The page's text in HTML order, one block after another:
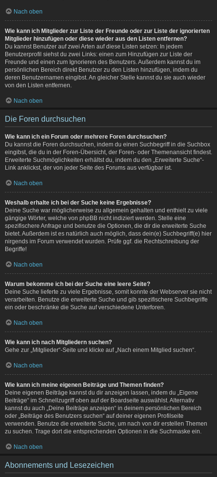
Nach oben
Wie kann ich Mitglieder zur Liste der Freunde oder zur Liste der ignorierten
Mitglieder hinzufügen oder diese wieder aus den Listen entfernen?
Du kannst Benutzer auf zwei Arten auf diese Listen setzen: In jedem
Benutzerprofil siehst du zwei Links: einen zum Hinzufügen zur Liste der
Freunde und einen zum Ignorieren des Benutzers. Außerdem kannst du im
persönlichen Bereich direkt Benutzer zu den Listen hinzufügen, indem du
deren Benutzernamen eingibst. An gleicher Stelle kannst du sie auch wieder
von den Listen entfernen.
Nach oben
Die Foren durchsuchen
Wie kann ich ein Forum oder mehrere Foren durchsuchen?
Du kannst die Foren durchsuchen, indem du einen Suchbegriff in die Suchbox
eingibst, die du in der Foren-Übersicht, der Foren- oder Themenansicht findest.
Erweiterte Suchmöglichkeiten erhältst du, indem du den „Erweiterte Suche“-
Link anklickst, der von jeder Seite des Forums aus verfügbar ist.
Nach oben
Weshalb erhalte ich bei der Suche keine Ergebnisse?
Deine Suche war möglicherweise zu allgemein gehalten und enthielt zu viele
gängige Wörter, welche von phpBB nicht indiziert werden. Stelle eine
spezifischere Anfrage und benutze die Optionen, die dir die erweiterte Suche
bietet. Außerdem ist es natürlich auch möglich, dass dein(e) Suchbegriff(e) hier
nirgends im Forum verwendet wurden. Prüfe ggf. die Rechtschreibung der
Begriffe!
Nach oben
Warum bekomme ich bei der Suche eine leere Seite?
Deine Suche lieferte zu viele Ergebnisse, somit konnte der Webserver sie nicht
verarbeiten. Benutze die erweiterte Suche und gib spezifischere Suchbegriffe
ein oder beschränke die Suche auf verschiedene Unterforen.
Nach oben
Wie kann ich nach Mitgliedern suchen?
Gehe zur „Mitglieder“-Seite und klicke auf „Nach einem Mitglied suchen“.
Nach oben
Wie kann ich meine eigenen Beiträge und Themen finden?
Deine eigenen Beiträge kannst du dir anzeigen lassen, indem du „Eigene
Beiträge“ im Schnellzugriff oben auf der Boardseite auswählst. Alternativ
kannst du auch „Deine Beiträge anzeigen“ in deinem persönlichen Bereich
oder „Beiträge des Benutzers suchen“ auf deiner eigenen Profilseite
verwenden. Benutze die erweiterte Suche, um nach von dir erstellen Themen
zu suchen. Trage dort die entsprechenden Optionen in die Suchmaske ein.
Nach oben
Abonnements und Lesezeichen